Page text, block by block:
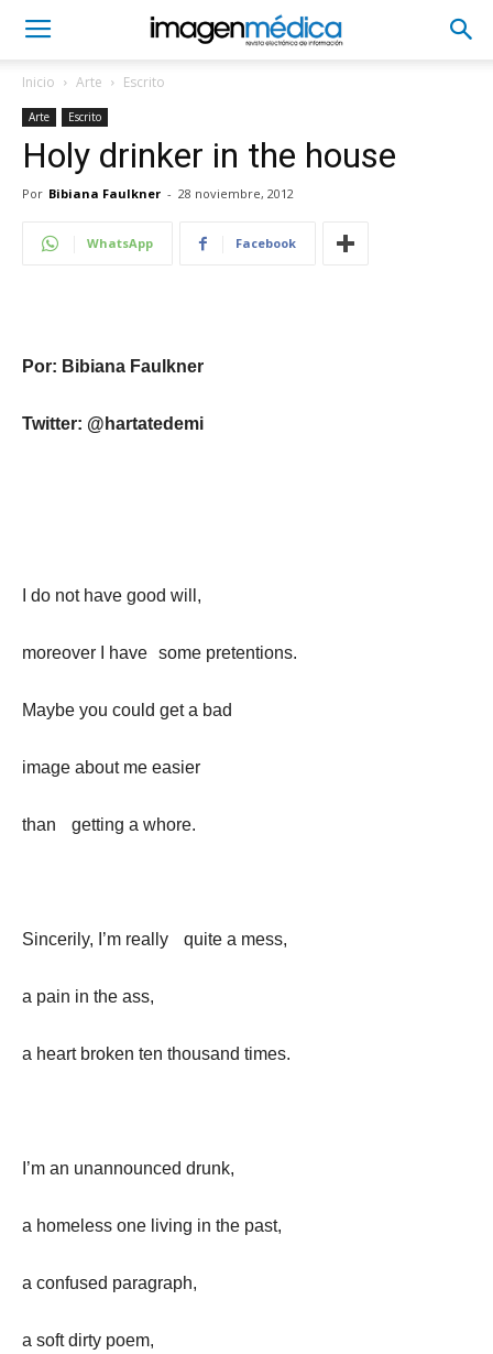
Inicio Arte Escrito
Arte Escrito
Holy drinker in the house
Por Bibiana Faulkner - 28 noviembre, 2012
WhatsApp Facebook
Por: Bibiana Faulkner
Twitter: @hartatedemi
I do not have good will,
moreover I have some pretentions.
Maybe you could get a bad
image about me easier
than getting a whore.
Sincerily, I’m really quite a mess,
a pain in the ass,
a heart broken ten thousand times.
I’m an unannounced drunk,
a homeless one living in the past,
a confused paragraph,
a soft dirty poem,